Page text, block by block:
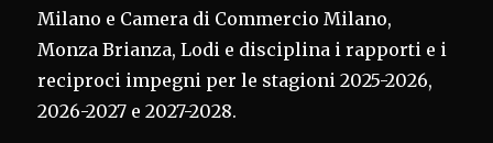
Milano e Camera di Commercio Milano,
Monza Brianza, Lodi e disciplina i rapporti e i
reciproci impegni per le stagioni 2025-2026,
2026-2027 e 2027-2028.